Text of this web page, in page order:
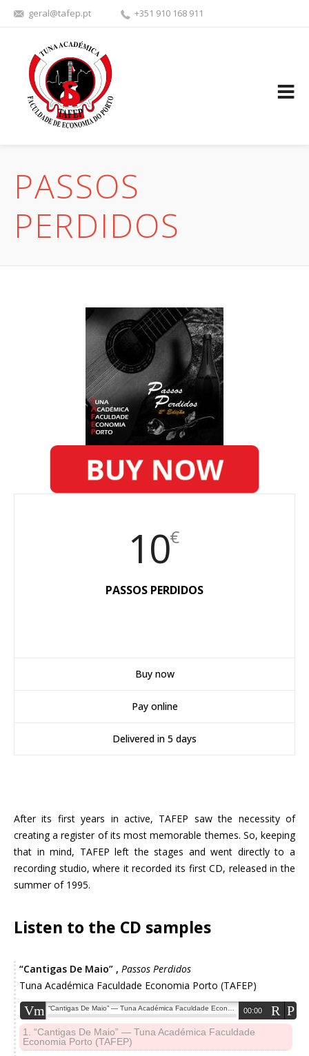
geral@tafep.pt +351 910 168 911
PASSOS
PERDIDOS
10€
PASSOS PERDIDOS
Buy now
Pay online
Delivered in 5 days
After its first years in active, TAFEP saw the necessity of
creating a register of its most memorable themes. So, keeping
that in mind, TAFEP left the stages and went directly to a
recording studio, where it recorded its first CD, released in the
summer of 1995.
Listen to the CD samples
“Cantigas De Maio” , Passos Perdidos
Tuna Académica Faculdade Economia Porto (TAFEP)
Vm 00:00 R P
1. “Cantigas De Maio” — Tuna Académica Faculdade
Economia Porto (TAFEP)